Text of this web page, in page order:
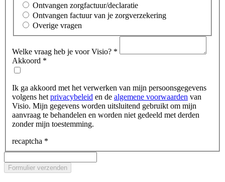
Ontvangen zorgfactuur/declaratie
Ontvangen factuur van je zorgverzekering
Overige vragen
Welke vraag heb je voor Visio? *
Akkoord *
Ik ga akkoord met het verwerken van mijn persoonsgegevens
volgens het privacybeleid en de algemene voorwaarden van
Visio. Mijn gegevens worden uitsluitend gebruikt om mijn
aanvraag te behandelen en worden niet gedeeld met derden
zonder mijn toestemming.
recaptcha *
Formulier verzenden